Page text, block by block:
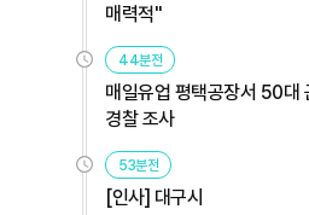
매력적"
44분전
매일유업 평택공장서 50대
경찰 조사
53분전
[인사] 대구시